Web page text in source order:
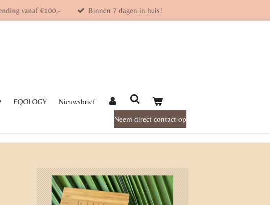
vanaf €100,- Binnen 7 dagen in huis!
EQOLOGY Nieuwsbrief
Neem direct contact op